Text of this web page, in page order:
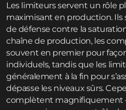
Les limiteurs servent un rôle
maximisant en production.
de défense contre la
chaîne de production, les
souvent en premier pour
individuels, tandis que les
généralement à la fin pour
dépasse les niveaux sûrs.
complètent magnifiquement